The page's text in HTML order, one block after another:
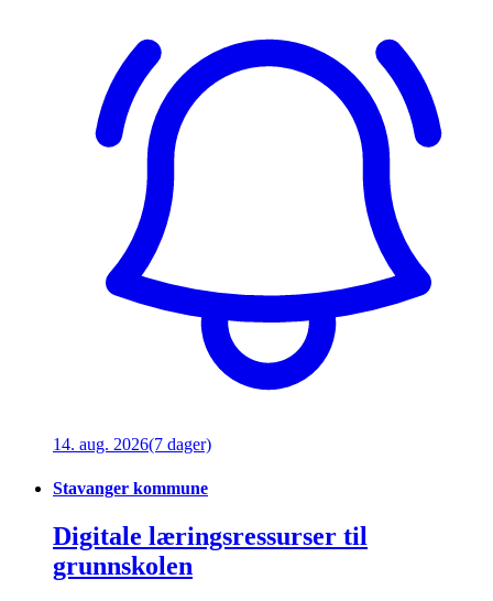
14. aug. 2026(7 dager)
Stavanger kommune
Digitale læringsressurser til
grunnskolen